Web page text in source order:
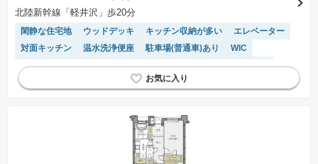
北陸新幹線「軽井沢」歩20分
閑静な住宅地 ウッドデッキ キッチン収納が多い
エレベーター
対面キッチン
温水洗浄便座 駐車場(普通車)あり
WIC
平置駐車場
浴室乾燥機 駐車場空き 駐輪場・バイク置き場